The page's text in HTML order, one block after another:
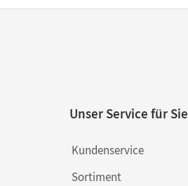
Unser Service für Sie
Kundenservice
Sortiment